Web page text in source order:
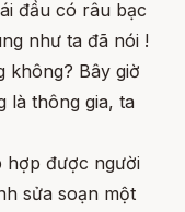
đầu có râu bạc
như ta đã nói !
không? Bây giờ
là thông gia, ta
hợp được người
sửa soạn một